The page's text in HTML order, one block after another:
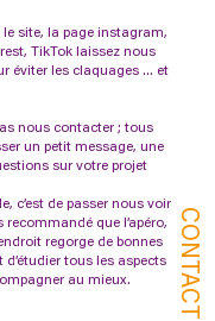
CONTACT
le site, la page instagram,
TikTok laissez nous
éviter les claquages … et
nous contacter ; tous
un petit message, une
sur votre projet
c’est de passer nous voir
que l’apéro,
regorge de bonnes
tous les aspects
au mieux.